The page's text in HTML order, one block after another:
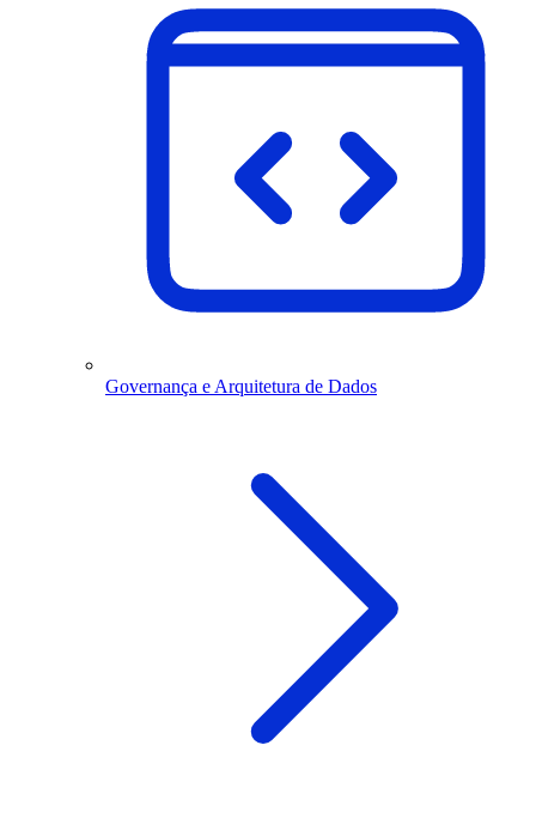
Governança e Arquitetura de Dados